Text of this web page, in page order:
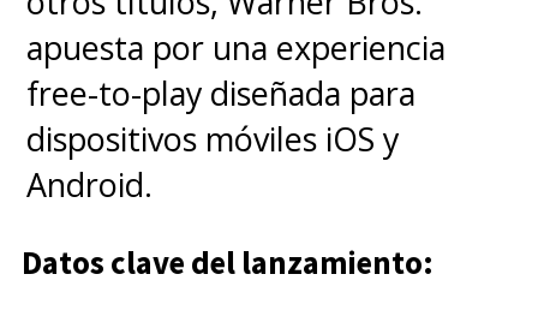
apuesta por una experiencia
free-to-play diseñada para
dispositivos móviles iOS y
Android.
Datos clave del lanzamiento: